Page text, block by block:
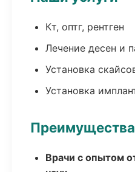
Кт, оптг, рентген
Лечение десен и
Установка
Установка
Врачи с опытом